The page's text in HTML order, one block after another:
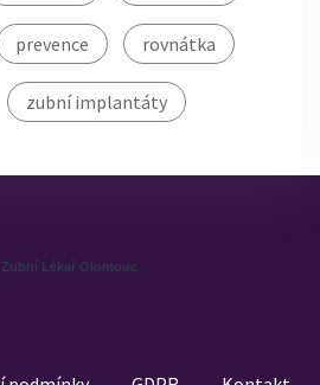
prevence rovnátka
zubní implantáty